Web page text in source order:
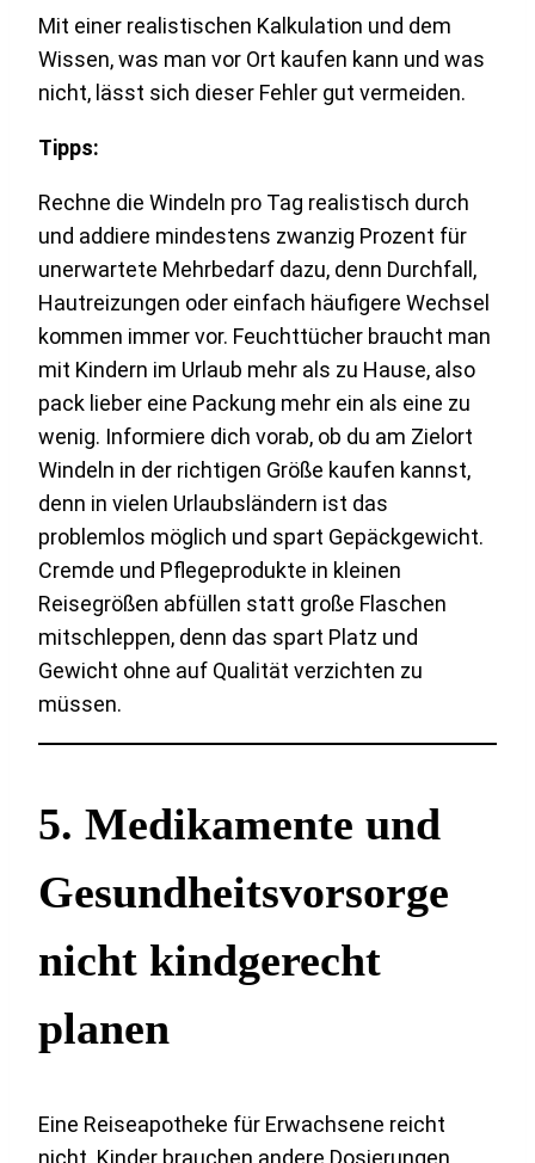
Mit einer realistischen Kalkulation und dem
Wissen, was man vor Ort kaufen kann und was
nicht, lässt sich dieser Fehler gut vermeiden.
Tipps:
Rechne die Windeln pro Tag realistisch durch
und addiere mindestens zwanzig Prozent für
unerwartete Mehrbedarf dazu, denn Durchfall,
Hautreizungen oder einfach häufigere Wechsel
kommen immer vor. Feuchttücher braucht man
mit Kindern im Urlaub mehr als zu Hause, also
pack lieber eine Packung mehr ein als eine zu
wenig. Informiere dich vorab, ob du am Zielort
Windeln in der richtigen Größe kaufen kannst,
denn in vielen Urlaubsländern ist das
problemlos möglich und spart Gepäckgewicht.
Cremde und Pflegeprodukte in kleinen
Reisegrößen abfüllen statt große Flaschen
mitschleppen, denn das spart Platz und
Gewicht ohne auf Qualität verzichten zu
müssen.
5. Medikamente und
Gesundheitsvorsorge
nicht kindgerecht
planen
Eine Reiseapotheke für Erwachsene reicht
nicht. Kinder brauchen andere Dosierungen,